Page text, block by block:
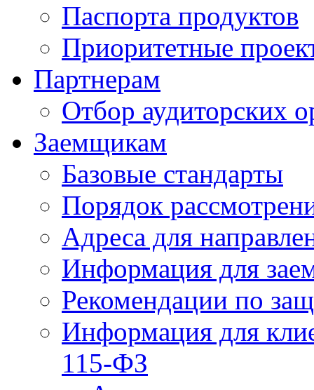
Паспорта продуктов
Приоритетные
Партнерам
Отбор аудиторских
Заемщикам
Базовые стандарты
Порядок
Адреса для
Информация для
Рекомендации по
Информация для
115-ФЗ